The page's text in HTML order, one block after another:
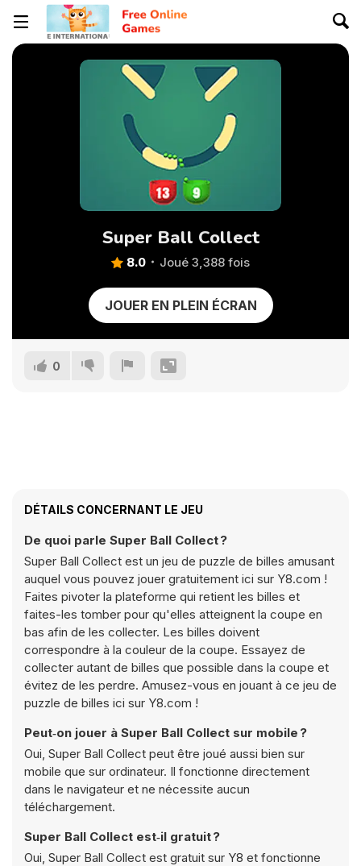
Super Ball Collect
8.0 Joué 3,388 fois
JOUER EN PLEIN ÉCRAN
0
DÉTAILS CONCERNANT LE JEU
De quoi parle Super Ball Collect ?
Super Ball Collect est un jeu de puzzle de billes amusant
auquel vous pouvez jouer gratuitement ici sur Y8.com !
Faites pivoter la plateforme qui retient les billes et
faites-les tomber pour qu'elles atteignent la coupe en
bas afin de les collecter. Les billes doivent
correspondre à la couleur de la coupe. Essayez de
collecter autant de billes que possible dans la coupe et
évitez de les perdre. Amusez-vous en jouant à ce jeu de
puzzle de billes ici sur Y8.com !
Peut‑on jouer à Super Ball Collect sur mobile ?
Oui, Super Ball Collect peut être joué aussi bien sur
mobile que sur ordinateur. Il fonctionne directement
dans le navigateur et ne nécessite aucun
téléchargement.
Super Ball Collect est‑il gratuit ?
Oui, Super Ball Collect est gratuit sur Y8 et fonctionne